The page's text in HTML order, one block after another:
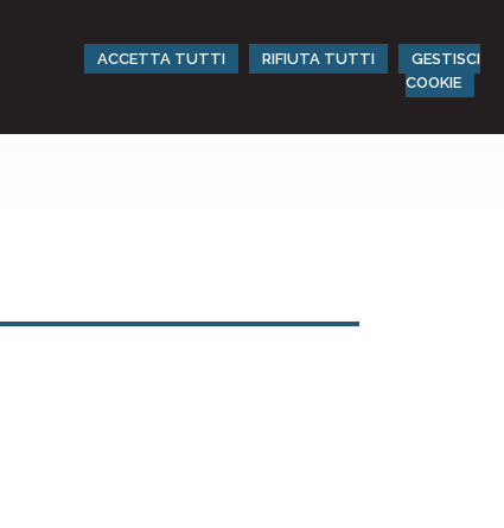
ACCETTA TUTTI RIFIUTA TUTTI
GESTISCI
COOKIE